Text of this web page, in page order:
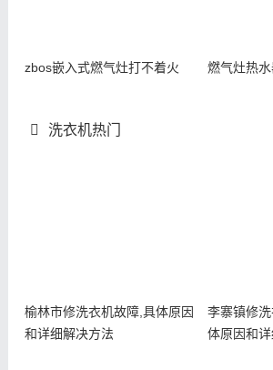
zbos嵌入式燃气灶打不着火 燃气灶热
洗衣机热门
榆林市修洗衣机故障,具体原因
和详细解决方法
李寨镇修
体原因和